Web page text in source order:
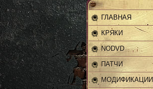
ГЛАВНАЯ
КРЯКИ
NODVD
ПАТЧИ
МОДИФИКАЦИИ